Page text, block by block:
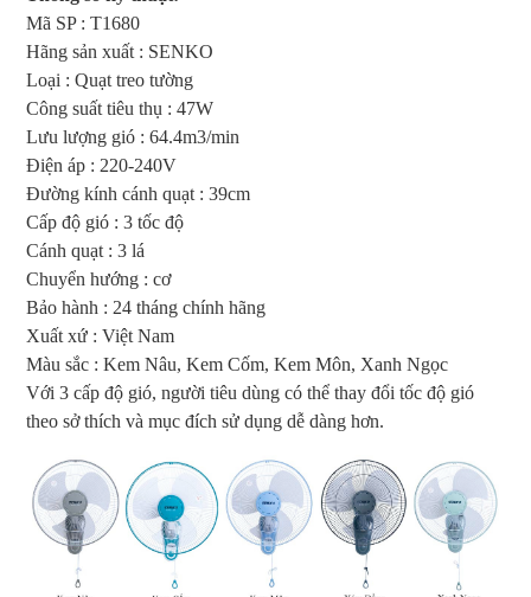
Mã SP : T1680
Hãng sản xuất : SENKO
Loại : Quạt treo tường
Công suất tiêu thụ : 47W
Lưu lượng gió : 64.4m3/min
Điện áp : 220-240V
Đường kính cánh quạt : 39cm
Cấp độ gió : 3 tốc độ
Cánh quạt : 3 lá
Chuyển hướng : cơ
Bảo hành : 24 tháng chính hãng
Xuất xứ : Việt Nam
Màu sắc : Kem Nâu, Kem Cốm, Kem Môn, Xanh Ngọc
Với 3 cấp độ gió, người tiêu dùng có thể thay đổi tốc độ gió
theo sở thích và mục đích sử dụng dễ dàng hơn.